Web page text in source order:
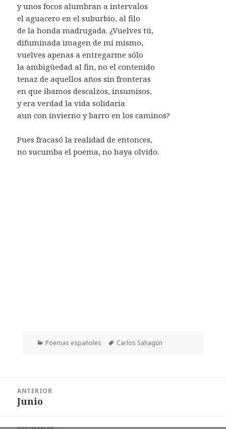
y unos focos alumbran a intervalos
el aguacero en el suburbio, al filo
de la honda madrugada. ¿Vuelves tú,
difuminada imagen de mí mismo,
vuelves apenas a entregarme sólo
la ambigüedad al fin, no el contenido
tenaz de aquellos años sin fronteras
en que íbamos descalzos, insumisos,
y era verdad la vida solidaria
aun con invierno y barro en los caminos?
Pues fracasó la realidad de entonces,
no sucumba el poema, no haya olvido.
Categorías
Poemas españoles Etiquetas
Carlos Sahagún
entradas
ANTERIOR
Entrada
Junio